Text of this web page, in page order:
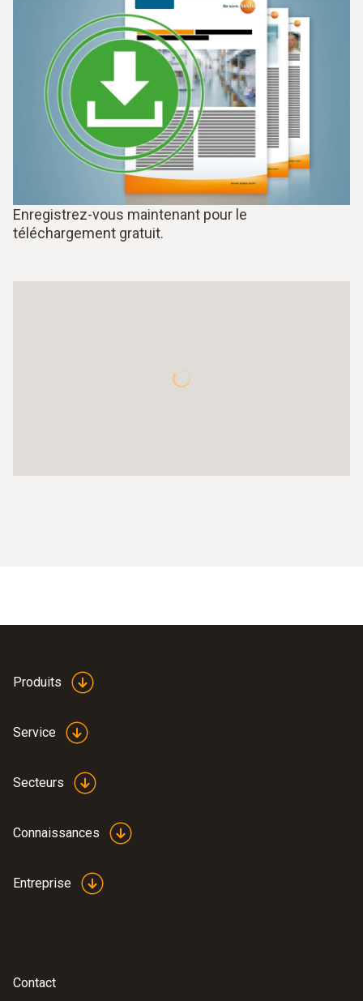
Enregistrez-vous maintenant pour le
téléchargement gratuit.
Produits
Service
Secteurs
Connaissances
Entreprise
Contact